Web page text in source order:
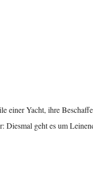
einer Yacht, ihre
Diesmal geht es um